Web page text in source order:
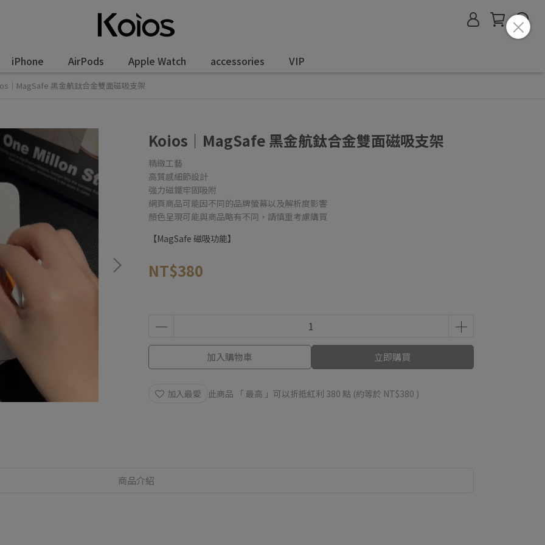
iPhone AirPods Apple Watch accessories VIP
｜MagSafe 黑金航鈦合金雙面磁吸支架
Koios｜MagSafe 黑金航鈦合金雙面磁吸支架
精緻工藝
高質感細節設計
強力磁鐵牢固吸附
網頁商品可能因不同的品牌螢幕以及解析度影響
顏色呈現可能與商品略有不同，請慎重考慮購買
【MagSafe 磁吸功能】
NT$380
加入購物車 立即購買
加入最愛 此商品 「 最高 」可以折抵紅利 380 點 (約等於 NT$380 )
商品介紹